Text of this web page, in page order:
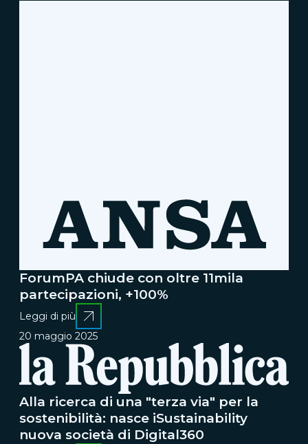
ForumPA chiude con oltre 11mila
partecipazioni, +100%
Leggi di più
20 maggio 2025
Alla ricerca di una "terza via" per la
sostenibilità: nasce iSustainability
nuova società di Digital360